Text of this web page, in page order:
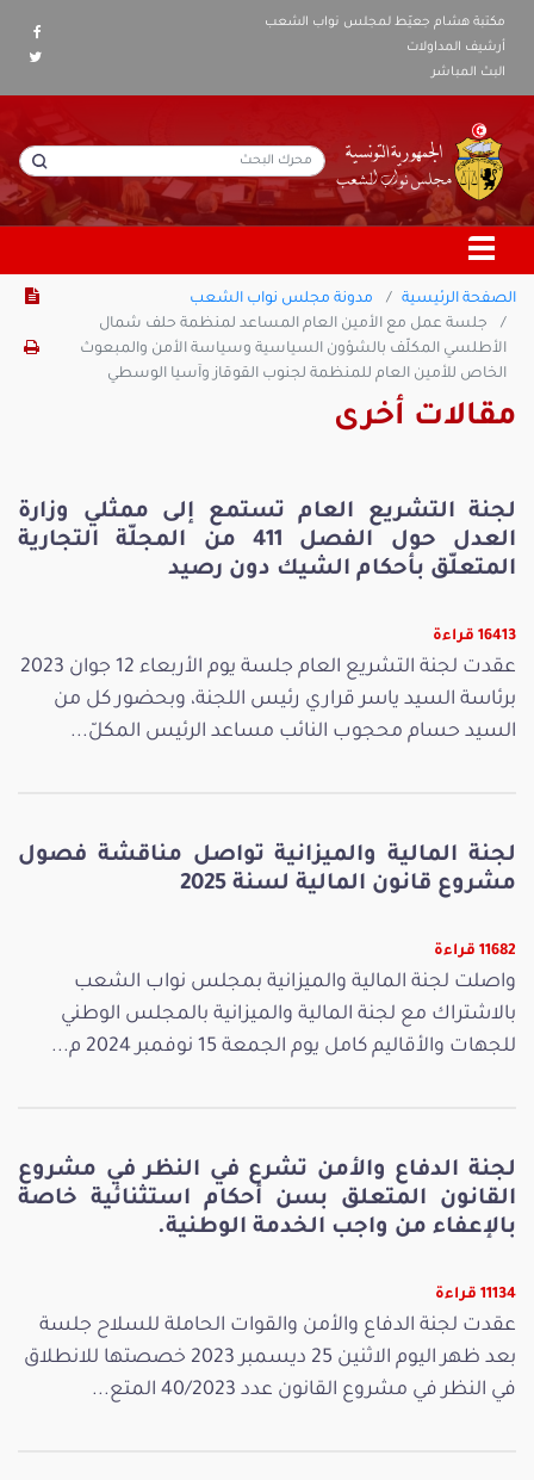
مكتبة هشام جعيّط لمجلس نواب الشعب
أرشيف المداولات
البث المباشر
الصفحة الرئيسية
مدونة مجلس نواب الشعب
جلسة عمل مع الأمين العام المساعد لمنظمة حلف شمال
الأطلسي المكلّف بالشؤون السياسية وسياسة الأمن والمبعوث
الخاص للأمين العام للمنظمة لجنوب القوقاز وآسيا الوسطي
مقالات أخرى
لجنة التشريع العام تستمع إلى ممثلي وزارة
العدل حول الفصل 411 من المجلّة التجارية
المتعلّق بأحكام الشيك دون رصيد
16413 قراءة
عقدت لجنة التشريع العام جلسة يوم الأربعاء 12 جوان 2023
برئاسة السيد ياسر قراري رئيس اللجنة، وبحضور كل من
السيد حسام محجوب النائب مساعد الرئيس المكلّ...
لجنة المالية والميزانية تواصل مناقشة فصول
مشروع قانون المالية لسنة 2025
11682 قراءة
واصلت لجنة المالية والميزانية بمجلس نواب الشعب
بالاشتراك مع لجنة المالية والميزانية بالمجلس الوطني
للجهات والأقاليم كامل يوم الجمعة 15 نوفمبر 2024 م...
لجنة الدفاع والأمن تشرع في النظر في مشروع
القانون المتعلق بسن أحكام استثنائية خاصة
بالإعفاء من واجب الخدمة الوطنية.
11134 قراءة
عقدت لجنة الدفاع والأمن والقوات الحاملة للسلاح جلسة
بعد ظهر اليوم الاثنين 25 ديسمبر 2023 خصصتها للانطلاق
في النظر في مشروع القانون عدد 40/2023 المتع...